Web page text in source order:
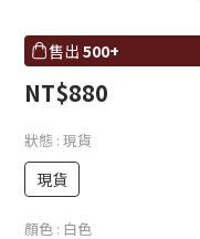
售出 500+
NT$880
狀態 : 現貨
現貨
顏色 : 白色